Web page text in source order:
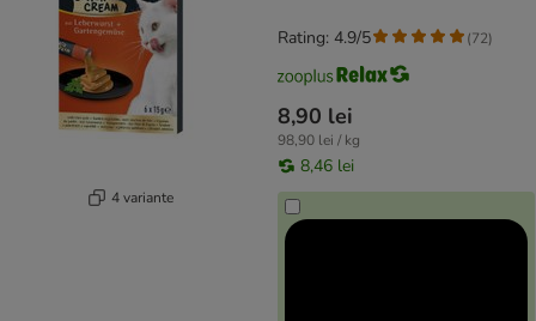
4 variante
8,90 lei
98,90 lei / kg
8,46 lei
Rating: 4.9/5 (72)